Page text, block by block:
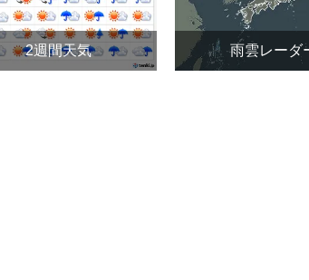
2週間天気 雨雲レーダ